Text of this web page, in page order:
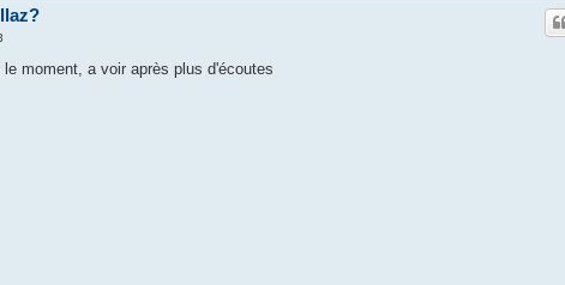
moment, a voir après plus d'écoutes